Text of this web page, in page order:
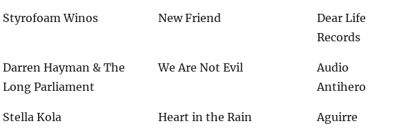
Styrofoam Winos New Friend
Dear Life
Records
Darren Hayman & The
Long Parliament
We Are Not Evil
Audio
Antihero
Stella Kola Heart in the Rain
Aguirre